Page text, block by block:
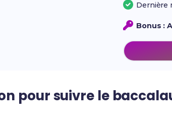
Dernière
Bonus :
pour suivre le